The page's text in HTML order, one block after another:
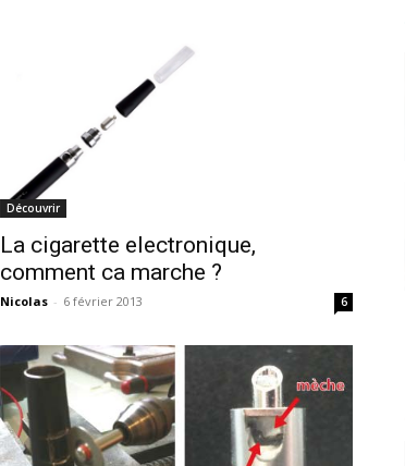
electronique
Découvrir
La cigarette electronique,
comment ca marche ?
Nicolas - 6 février 2013 6